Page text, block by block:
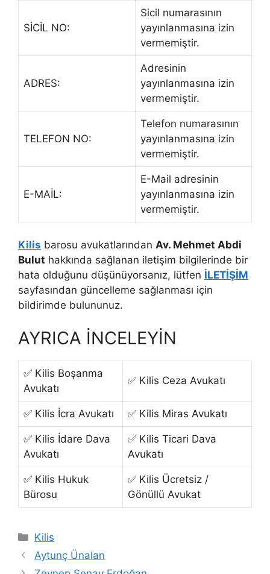
SİCİL NO:
Sicil numarasının
yayınlanmasına izin
vermemiştir.
ADRES:
Adresinin
yayınlanmasına izin
vermemiştir.
TELEFON NO:
Telefon numarasının
yayınlanmasına izin
vermemiştir.
E-MAİL:
E-Mail adresinin
yayınlanmasına izin
vermemiştir.
Kilis barosu avukatlarından Av. Mehmet Abdi
Bulut hakkında sağlanan iletişim bilgilerinde bir
hata olduğunu düşünüyorsanız, lütfen İLETİŞİM
sayfasından güncelleme sağlanması için
bildirimde bulununuz.
AYRICA İNCELEYİN
✅ Kilis Boşanma
Avukatı
✅ Kilis Ceza Avukatı
✅ Kilis İcra Avukatı ✅ Kilis Miras Avukatı
✅ Kilis İdare Dava
Avukatı
✅ Kilis Ticari Dava
Avukatı
✅ Kilis Hukuk
Bürosu
✅ Kilis Ücretsiz /
Gönüllü Avukat
Kategoriler
Kilis
Aytunç Ünalan